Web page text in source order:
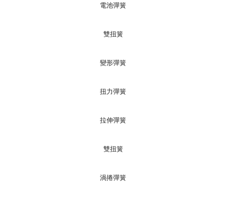
電池彈簧
雙扭簧
變形彈簧
扭力彈簧
拉伸彈簧
雙扭簧
渦捲彈簧